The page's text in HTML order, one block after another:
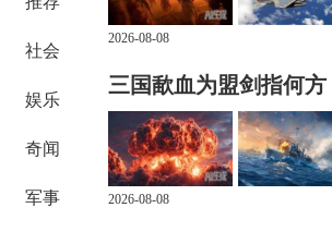
社会
娱乐
奇闻
军事
2026-08-08
三国歃血为盟剑指何
2026-08-08